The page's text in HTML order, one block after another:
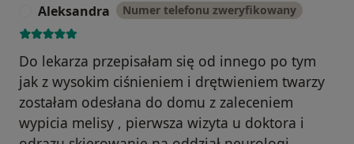
Aleksandra Numer telefonu zweryfikowany
Do lekarza przepisałam się od innego po tym
jak z wysokim ciśnieniem i drętwieniem twarzy
zostałam odesłana do domu z zaleceniem
wypicia melisy , pierwsza wizyta u doktora i